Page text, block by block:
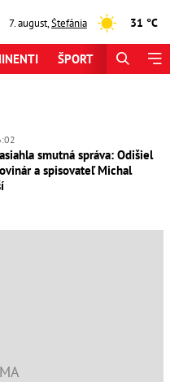
7. august,Štefánia 31 °C
ŠPORT
smutná správa: Odišiel
a spisovateľ Michal